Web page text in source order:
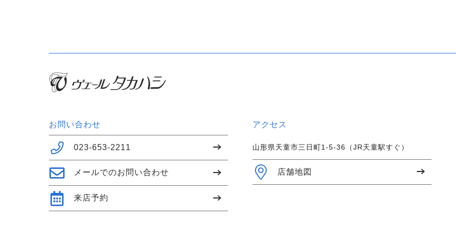
お問い合わせ
023-653-2211
メールでのお問い合わせ
来店予約
アクセス
山形県天童市三日町1-5-36（JR天童駅すぐ）
店舗地図